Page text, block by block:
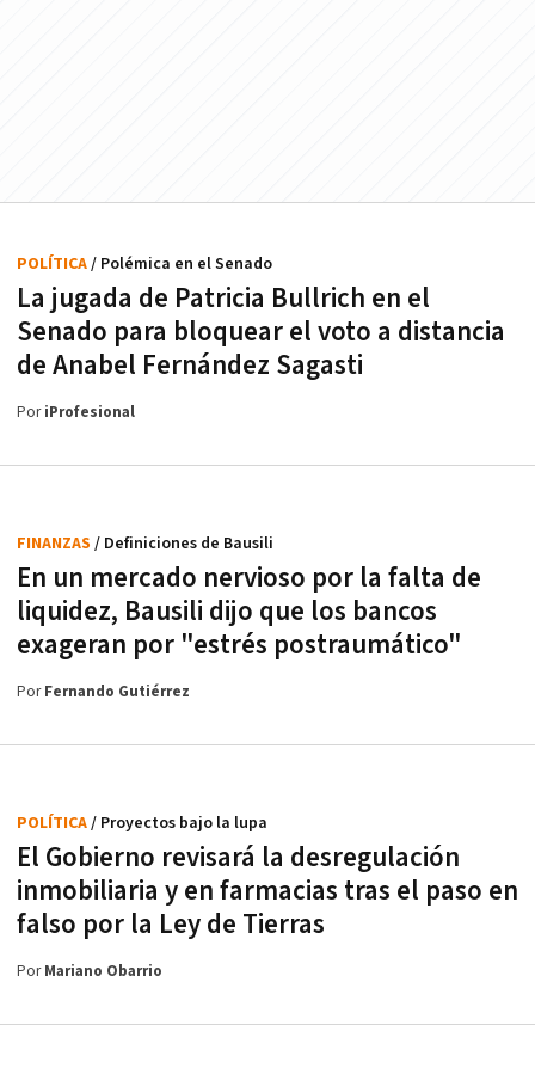
La jugada de Patricia Bullrich en el
Senado para bloquear el voto a distancia
de Anabel Fernández Sagasti
POLÍTICA/ Polémica en el Senado
PoriProfesional
En un mercado nervioso por la falta de
liquidez, Bausili dijo que los bancos
exageran por "estrés postraumático"
FINANZAS / Definiciones de Bausili
PorFernando Gutiérrez
El Gobierno revisará la desregulación
inmobiliaria y en farmacias tras el paso en
falso por la Ley de Tierras
POLÍTICA/ Proyectos bajo la lupa
PorMariano Obarrio